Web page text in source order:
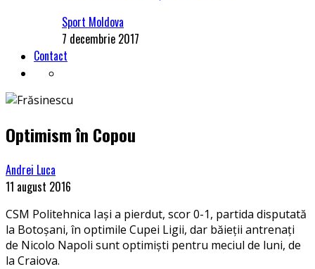
Sport Moldova
7 decembrie 2017
Contact
Optimism în Copou
Andrei Luca
11 august 2016
CSM Politehnica Iași a pierdut, scor 0-1, partida disputată
la Botoșani, în optimile Cupei Ligii, dar băieții antrenați
de Nicolo Napoli sunt optimiști pentru meciul de luni, de
la Craiova.